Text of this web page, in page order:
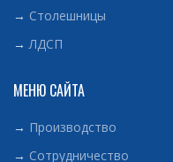
→ Столешницы
→ЛДСП
МЕНЮ САЙТА
→ Производство
→ Сотрудничество